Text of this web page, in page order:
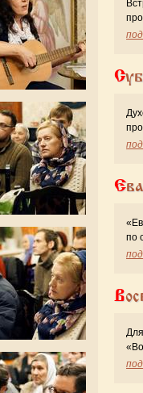
по